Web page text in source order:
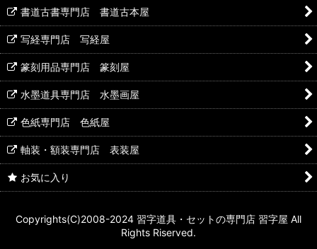
書道古書専門店 書道古本屋
写経専門店 写経屋
篆刻用品専門店 篆刻屋
水墨道具専門店 水墨画屋
色紙専門店 色紙屋
軸装・額装専門店 表装屋
お気に入り
Copyrights(C)2008-2024 習字道具・セットの専門店 習字屋 All
Rights Riserved.